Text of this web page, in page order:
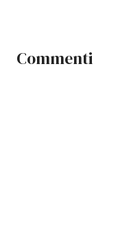
Commenti